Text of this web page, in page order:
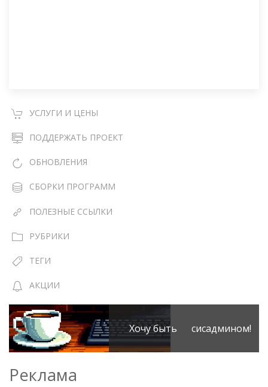
УСЛУГИ И ЦЕНЫ
ПОДДЕРЖАТЬ ПРОЕКТ
ОБНОВЛЕНИЯ
СБОРКИ ПРОГРАММ
ПОЛЕЗНЫЕ ССЫЛКИ
РУБРИКИ
ТЕГИ
АКЦИИ
Хочу быть сисадмином!
Реклама